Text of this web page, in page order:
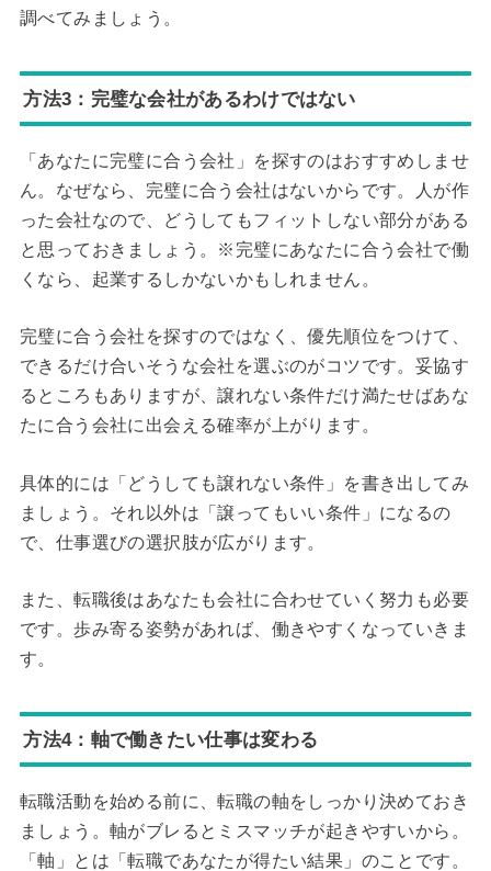
調べてみましょう。
方法3：完璧な会社があるわけではない
「あなたに完璧に合う会社」を探すのはおすすめしませ
ん。なぜなら、完璧に合う会社はないからです。人が作
った会社なので、どうしてもフィットしない部分がある
と思っておきましょう。※完璧にあなたに合う会社で働
くなら、起業するしかないかもしれません。
完璧に合う会社を探すのではなく、優先順位をつけて、
できるだけ合いそうな会社を選ぶのがコツです。妥協す
るところもありますが、譲れない条件だけ満たせばあな
たに合う会社に出会える確率が上がります。
具体的には「どうしても譲れない条件」を書き出してみ
ましょう。それ以外は「譲ってもいい条件」になるの
で、仕事選びの選択肢が広がります。
また、転職後はあなたも会社に合わせていく努力も必要
です。歩み寄る姿勢があれば、働きやすくなっていきま
す。
方法4：軸で働きたい仕事は変わる
転職活動を始める前に、転職の軸をしっかり決めておき
ましょう。軸がブレるとミスマッチが起きやすいから。
「軸」とは「転職であなたが得たい結果」のことです。